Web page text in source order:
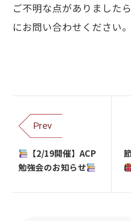
ご不明な点がありました
にお問い合わせください。
Prev
【2/19開催】ACP
勉強会のお知らせ